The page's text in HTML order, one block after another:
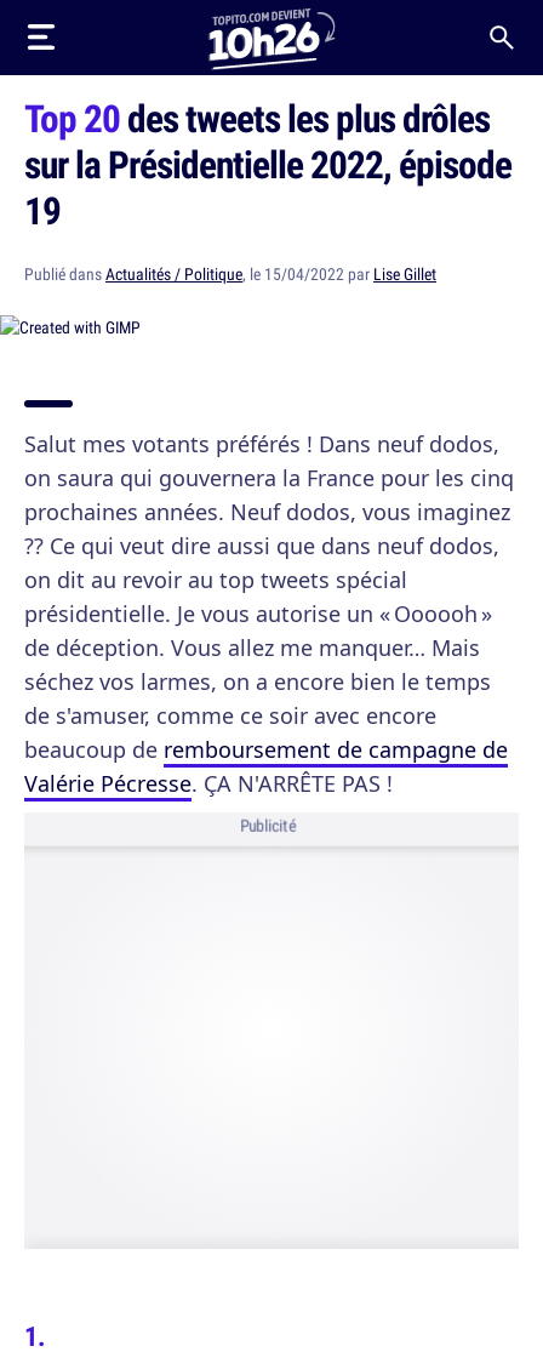
Top 20des tweets les plus drôles
sur la Présidentielle 2022, épisode
19
Publié dansActualités / Politique, le 15/04/2022 par Lise Gillet
Salut mes votants préférés ! Dans neuf dodos,
on saura qui gouvernera la France pour les cinq
prochaines années. Neuf dodos, vous imaginez
?? Ce qui veut dire aussi que dans neuf dodos,
on dit au revoir au top tweets spécial
présidentielle. Je vous autorise un « Oooooh »
de déception. Vous allez me manquer… Mais
séchez vos larmes, on a encore bien le temps
de s'amuser, comme ce soir avec encore
beaucoup de remboursement de campagne de
Valérie Pécresse. ÇA N'ARRÊTE PAS !
Publicité